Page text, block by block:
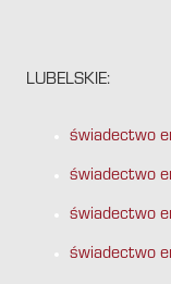
LUBELSKIE:
świadectwo
świadectwo
świadectwo
świadectwo